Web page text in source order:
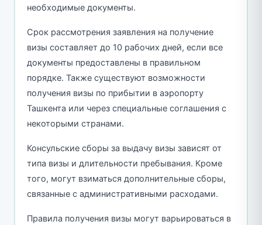
необходимые документы.
Срок рассмотрения заявления на получение
визы составляет до 10 рабочих дней, если все
документы предоставлены в правильном
порядке. Также существуют возможности
получения визы по прибытии в аэропорту
Ташкента или через специальные соглашения с
некоторыми странами.
Консульские сборы за выдачу визы зависят от
типа визы и длительности пребывания. Кроме
того, могут взиматься дополнительные сборы,
связанные с административными расходами.
Правила получения визы могут варьироваться в